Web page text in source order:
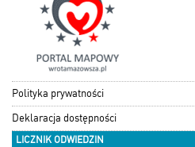
Polityka prywatności
Deklaracja dostępności
LICZNIK ODWIEDZIN